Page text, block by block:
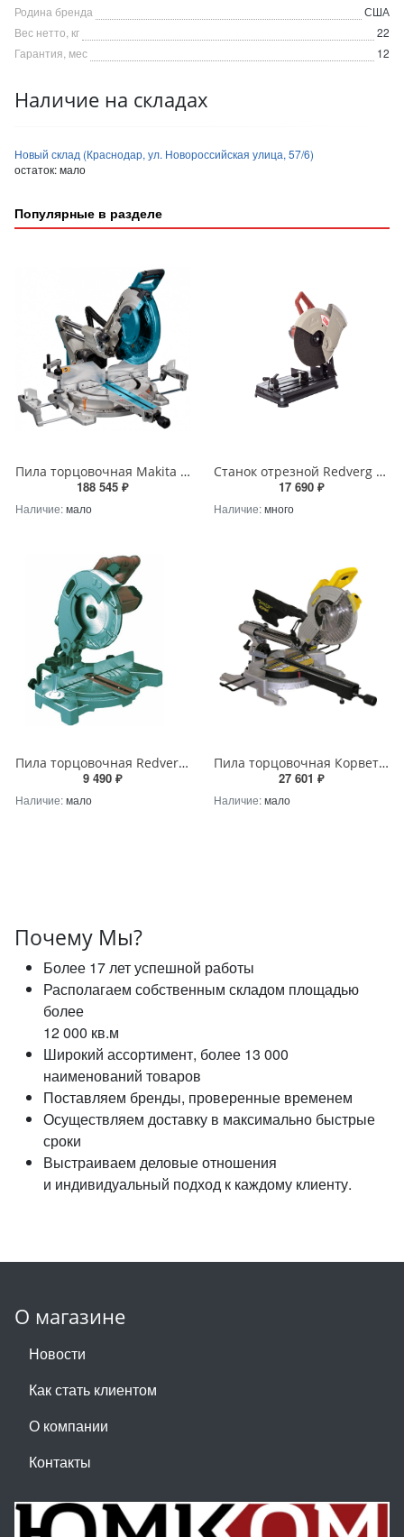
Родина бренда
США
Вес нетто, кг
22
Гарантия, мес
12
Наличие на складах
Новый склад (Краснодар, ул. Новороссийская улица, 57/6)
остаток:мало
Популярные в разделе
Пила торцовочная Makita LS1219L
188 545 ₽
Наличие:мало
Станок отрезной Redverg RD-CM355-2300
17 690 ₽
Наличие:много
Пила торцовочная Redverg RD-MS210-1250
9 490 ₽
Наличие:мало
Пила торцовочная Корвет 4-430
27 601 ₽
Наличие:мало
Почему Мы?
Более 17 лет успешной работы
Располагаем собственным складом площадью
более
12 000 кв.м
Широкий ассортимент, более 13 000
наименований товаров
Поставляем бренды, проверенные временем
Осуществляем доставку в максимально быстрые
сроки
Выстраиваем деловые отношения
и индивидуальный подход к каждому клиенту.
О магазине
Новости
Как стать клиентом
О компании
Контакты